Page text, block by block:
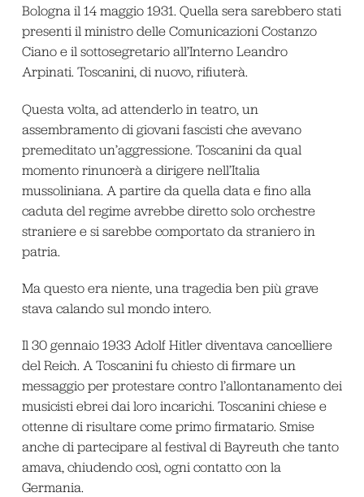
Bologna il 14 maggio 1931. Quella sera sarebbero stati
presenti il ministro delle Comunicazioni Costanzo
Ciano e il sottosegretario all’Interno Leandro
Arpinati. Toscanini, di nuovo, rifiuterà.
Questa volta, ad attenderlo in teatro, un
assembramento di giovani fascisti che avevano
premeditato un’aggressione. Toscanini da qual
momento rinuncerà a dirigere nell’Italia
mussoliniana. A partire da quella data e fino alla
caduta del regime avrebbe diretto solo orchestre
straniere e si sarebbe comportato da straniero in
patria.
Ma questo era niente, una tragedia ben più grave
stava calando sul mondo intero.
Il 30 gennaio 1933 Adolf Hitler diventava cancelliere
del Reich. A Toscanini fu chiesto di firmare un
messaggio per protestare contro l’allontanamento dei
musicisti ebrei dai loro incarichi. Toscanini chiese e
ottenne di risultare come primo firmatario. Smise
anche di partecipare al festival di Bayreuth che tanto
amava, chiudendo così, ogni contatto con la
Germania.